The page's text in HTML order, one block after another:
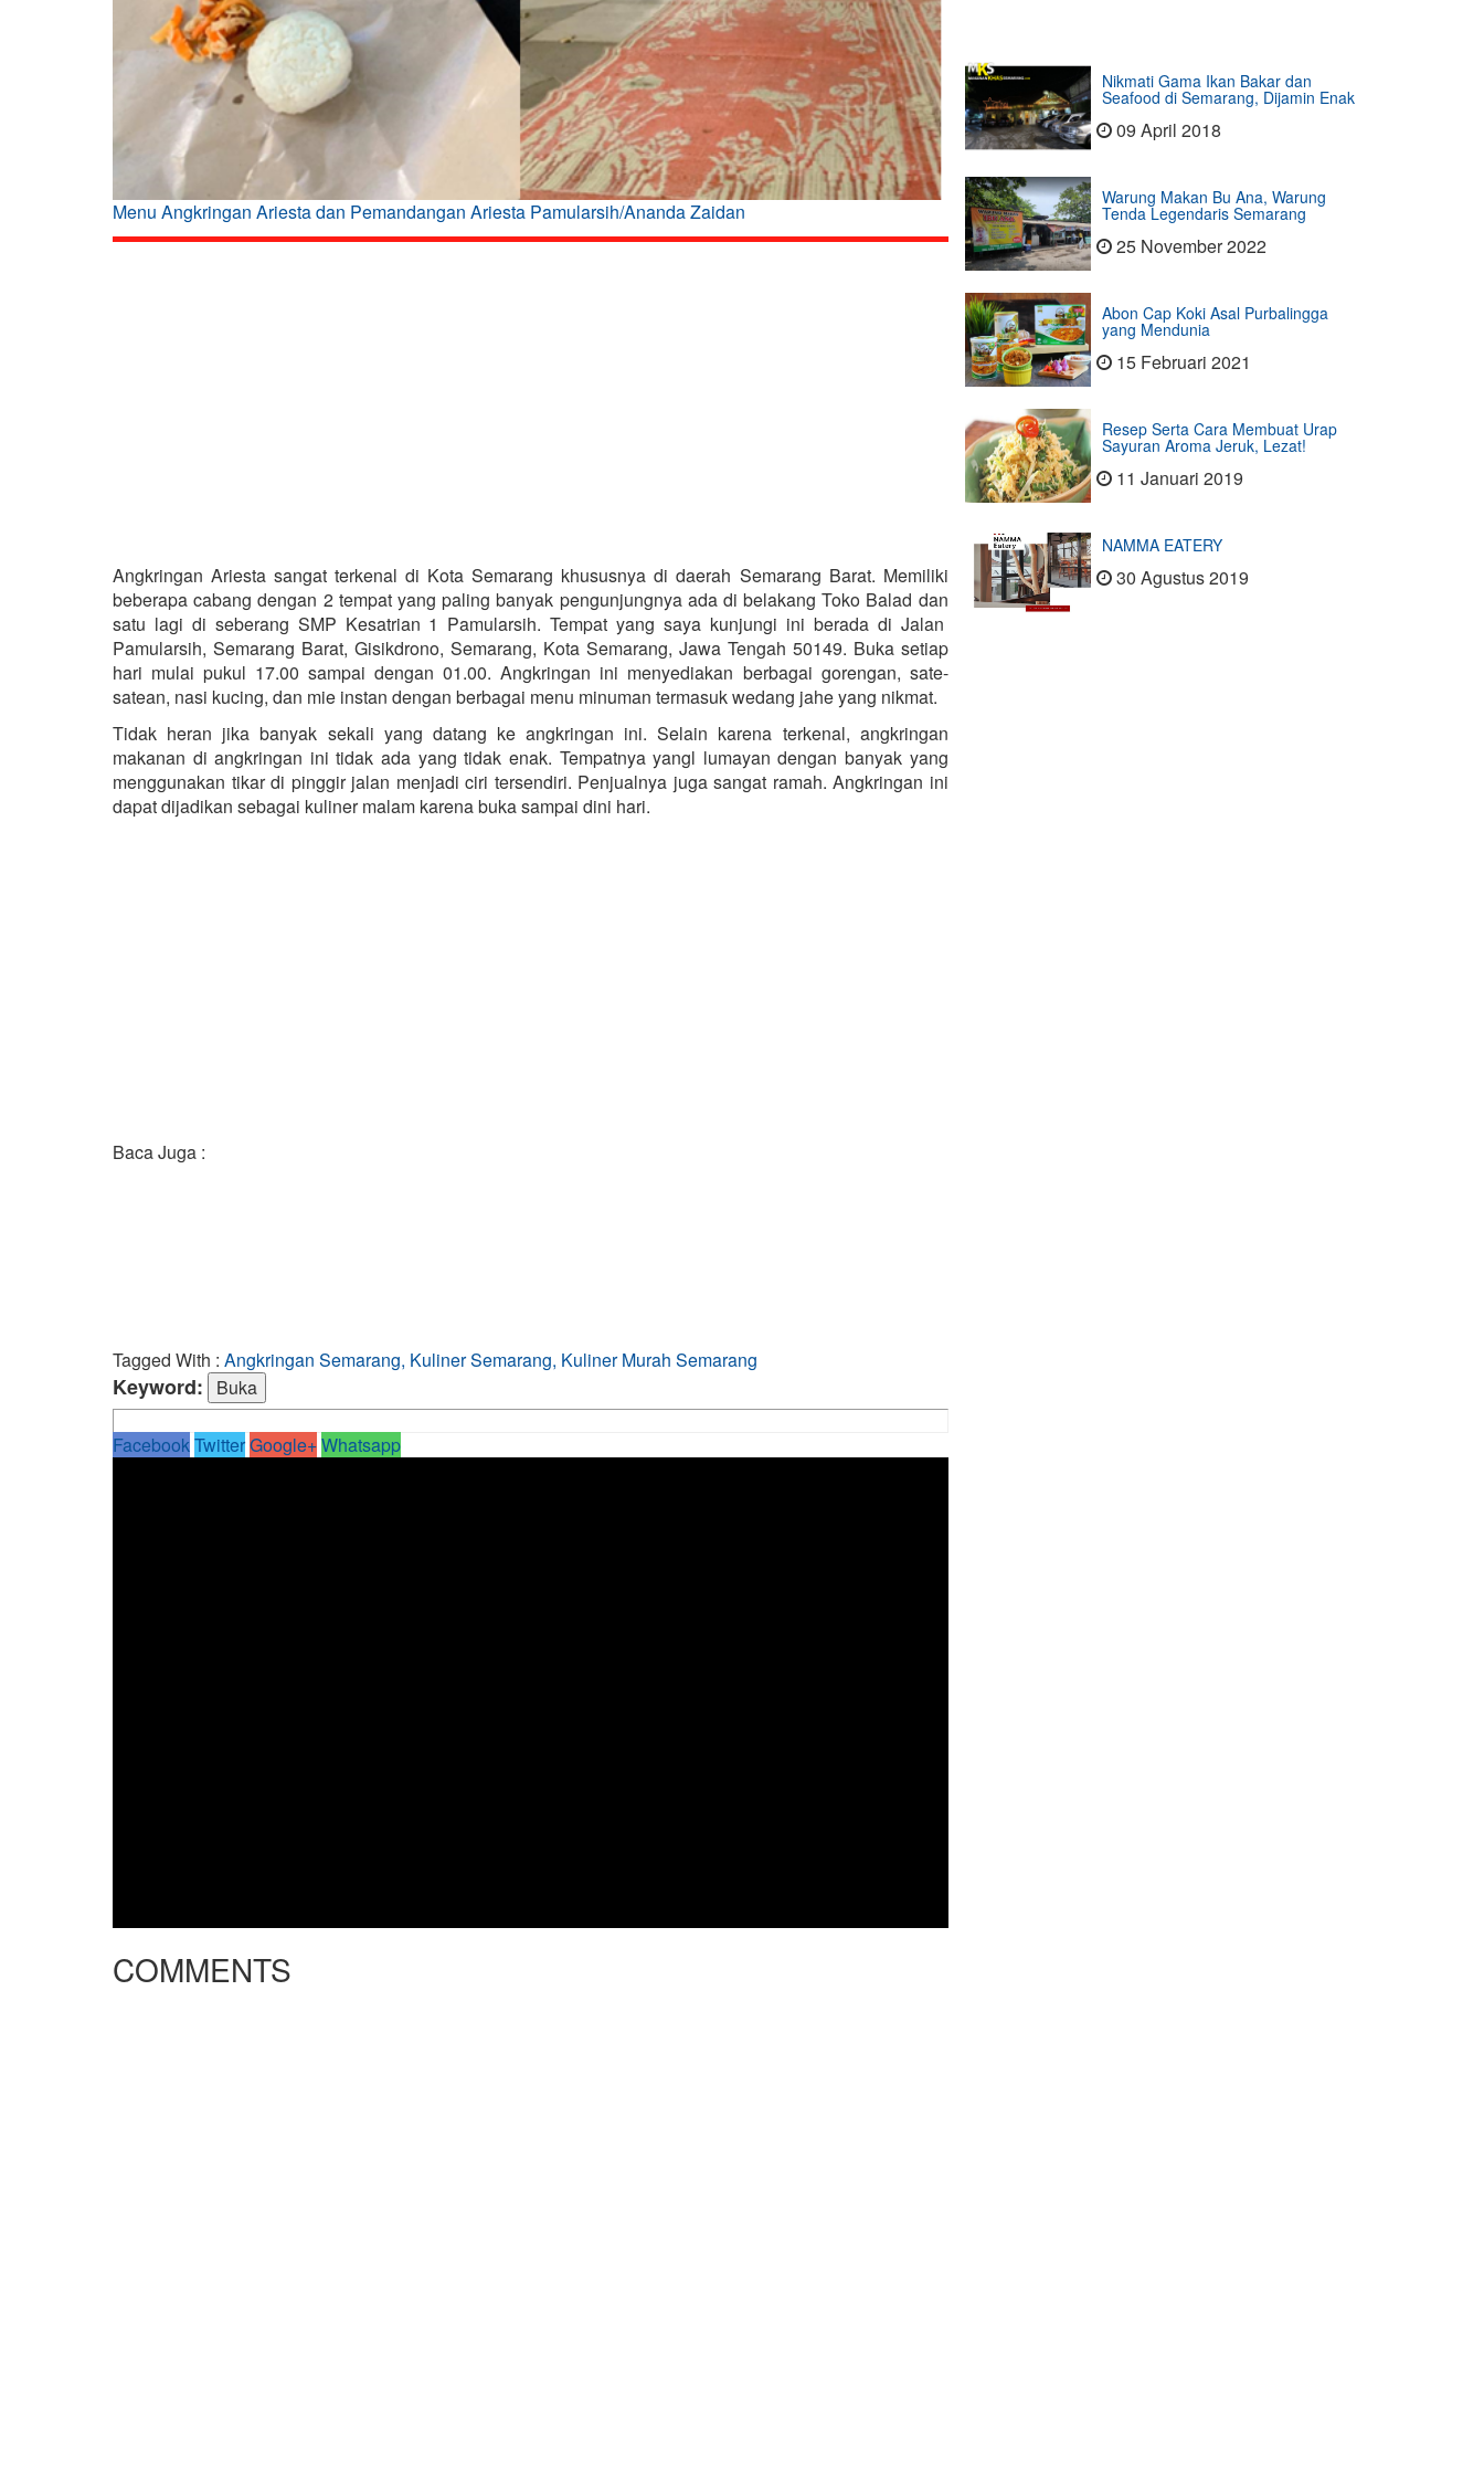
Menu Angkringan Ariesta dan Pemandangan Ariesta Pamularsih/Ananda Zaidan
Angkringan Ariesta sangat terkenal di Kota Semarang khususnya di daerah Semarang Barat. Memiliki
beberapa cabang dengan 2 tempat yang paling banyak pengunjungnya ada di belakang Toko Balad dan
satu lagi di seberang SMP Kesatrian 1 Pamularsih. Tempat yang saya kunjungi ini berada di Jalan
Pamularsih, Semarang Barat, Gisikdrono, Semarang, Kota Semarang, Jawa Tengah 50149. Buka setiap
hari mulai pukul 17.00 sampai dengan 01.00. Angkringan ini menyediakan berbagai gorengan, sate-
satean, nasi kucing, dan mie instan dengan berbagai menu minuman termasuk wedang jahe yang nikmat.
Tidak heran jika banyak sekali yang datang ke angkringan ini. Selain karena terkenal, angkringan
makanan di angkringan ini tidak ada yang tidak enak. Tempatnya yangl lumayan dengan banyak yang
menggunakan tikar di pinggir jalan menjadi ciri tersendiri. Penjualnya juga sangat ramah. Angkringan ini
dapat dijadikan sebagai kuliner malam karena buka sampai dini hari.
Baca Juga :
Tagged With : Angkringan Semarang, Kuliner Semarang, Kuliner Murah Semarang
Keyword:
FacebookTwitterGoogle+Whatsapp
COMMENTS
Nikmati Gama Ikan Bakar dan
Seafood di Semarang, Dijamin Enak
09 April 2018
Warung Makan Bu Ana, Warung
Tenda Legendaris Semarang
25 November 2022
Abon Cap Koki Asal Purbalingga
yang Mendunia
15 Februari 2021
Resep Serta Cara Membuat Urap
Sayuran Aroma Jeruk, Lezat!
11 Januari 2019
NAMMA EATERY
30 Agustus 2019